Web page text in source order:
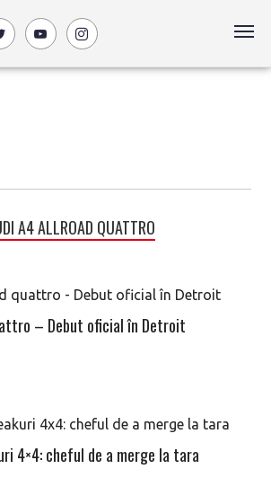
A4 ALLROAD QUATTRO
– Debut oficial în Detroit
4×4: cheful de a merge la tara